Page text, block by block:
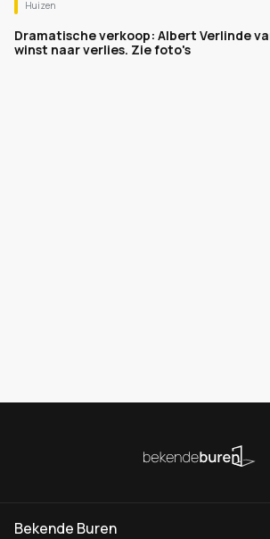
Huizen
Dramatische verkoop: Albert Verlinde
winst naar verlies. Zie foto's
Bekende Buren